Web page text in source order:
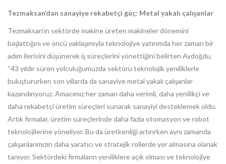
Tezmaksan’dan sanayiye rekabetçi güç: Metal yakalı çalışanlar
Tezmaksan’ın sektörde makine üreten makineler dönemini
başlattığını ve öncü yaklaşımıyla teknolojiye yatırımda her zaman bir
adım ilerisini düşünerek iş süreçlerini yönettiğini belirten Aydoğdu,
“43 yıldır süren yolculuğumuzda sektörü teknolojik yeniliklerle
buluştururken son yıllarda da sanayiye metal yakalı çalışanlar
kazandırıyoruz. Amacımız her zaman daha verimli, daha yenilikçi ve
daha rekabetçi üretim süreçleri sunarak sanayiyi desteklemek oldu.
Artık firmalar, üretim süreçlerinde daha fazla otomasyon ve robot
teknolojilerine yöneliyor. Bu da üretkenliği artırırken aynı zamanda
çalışanlarımızın daha yaratıcı ve stratejik rollerde yer almasına olanak
tanıyor. Sektördeki firmaların yeniliklere açık olması ve teknolojiye